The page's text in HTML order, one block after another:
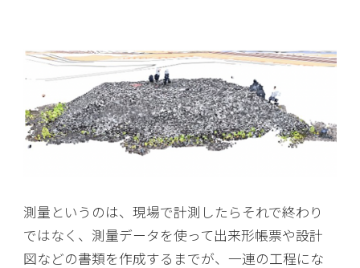
測量というのは、現場で計測したらそれで終わり
ではなく、測量データを使って出来形帳票や設計
図などの書類を作成するまでが、一連の工程にな